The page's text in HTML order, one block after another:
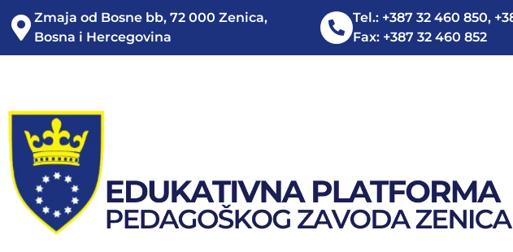
Zmaja od Bosne bb, 72 000 Zenica,
Bosna i Hercegovina
Tel.: +387 32 460 850,
Fax: +387 32 460 852